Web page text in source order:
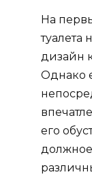
На
туалета
дизайн
Однако
его